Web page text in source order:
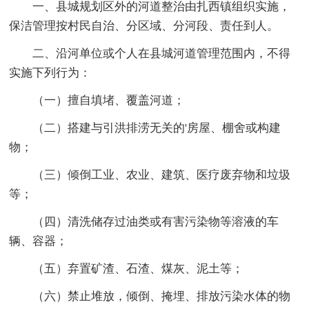
一、县城规划区外的河道整治由扎西镇组织实施，
保洁管理按村民自治、分区域、分河段、责任到人。
二、沿河单位或个人在县城河道管理范围内，不得
实施下列行为：
（一）擅自填堵、覆盖河道；
（二）搭建与引洪排涝无关的'房屋、棚舍或构建
物；
（三）倾倒工业、农业、建筑、医疗废弃物和垃圾
等；
（四）清洗储存过油类或有害污染物等溶液的车
辆、容器；
（五）弃置矿渣、石渣、煤灰、泥土等；
（六）禁止堆放，倾倒、掩埋、排放污染水体的物